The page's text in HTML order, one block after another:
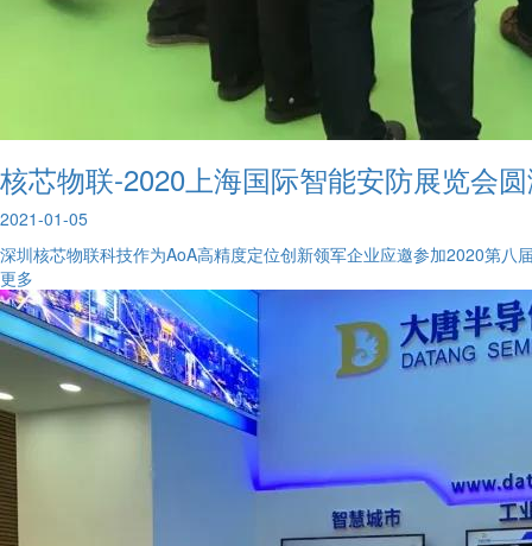
核芯物联-2020上海国际智能安防展览会
2021-01-05
深圳核芯物联科技作为AoA高精度定位创新领军企业应邀参加2020第八
更多